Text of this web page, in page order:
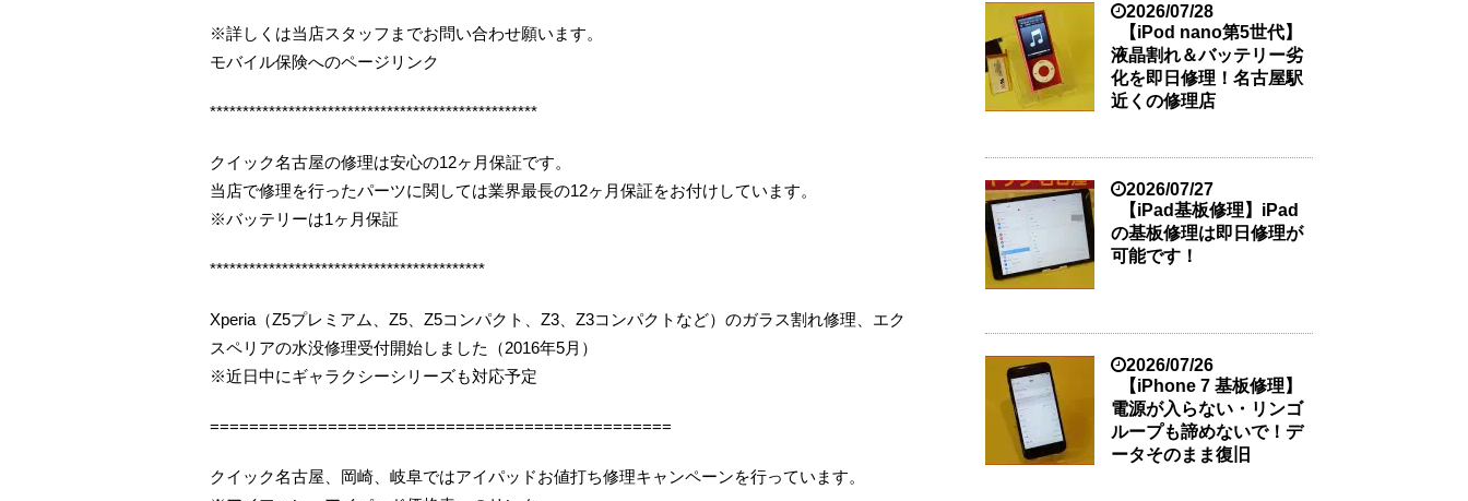
※詳しくは当店スタッフまでお問い合わせ願います。
モバイル保険へのページリンク
**************************************************
クイック名古屋の修理は安心の12ヶ月保証です。
当店で修理を行ったパーツに関しては業界最長の12ヶ月保証をお付けしています。
※バッテリーは1ヶ月保証
******************************************
Xperia（Z5プレミアム、Z5、Z5コンパクト、Z3、Z3コンパクトなど）のガラス割れ修理、エク
スペリアの水没修理受付開始しました（2016年5月）
※近日中にギャラクシーシリーズも対応予定
===============================================
クイック名古屋、岡崎、岐阜ではアイパッドお値打ち修理キャンペーンを行っています。
2026/07/28
【iPod nano第5世代】
液晶割れ＆バッテリー劣
化を即日修理！名古屋駅
近くの修理店
2026/07/27
【iPad基板修理】iPad
の基板修理は即日修理が
可能です！
2026/07/26
【iPhone 7 基板修理】
電源が入らない・リンゴ
ループも諦めないで！デ
ータそのまま復旧